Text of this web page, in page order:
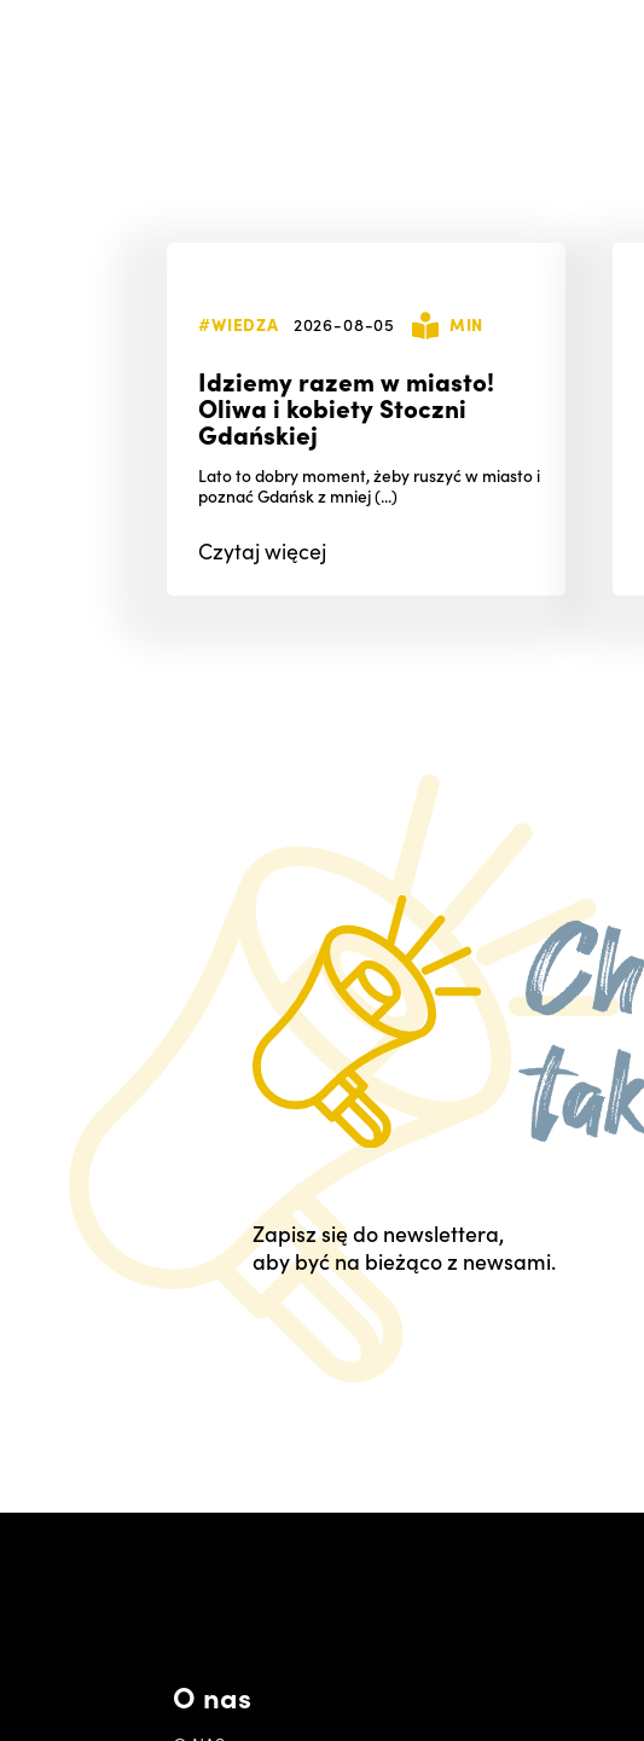
#WIEDZA 2026-08-05 MIN
Idziemy razem w miasto!
Oliwa i kobiety Stoczni
Gdańskiej
Lato to dobry moment, żeby ruszyć w miasto i
poznać Gdańsk z mniej (...)
Czytajwięcej
Zapisz się do newslettera,
aby być na bieżąco z newsami.
O nas